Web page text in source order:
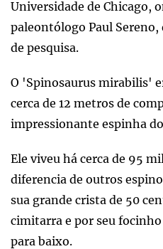
Universidade de Chicago,
paleontólogo Paul Sereno,
de pesquisa.
O 'Spinosaurus mirabilis'
cerca de 12 metros de
impressionante espinha
Ele viveu há cerca de 95
diferencia de outros
sua grande crista de 50
cimitarra e por seu
para baixo.